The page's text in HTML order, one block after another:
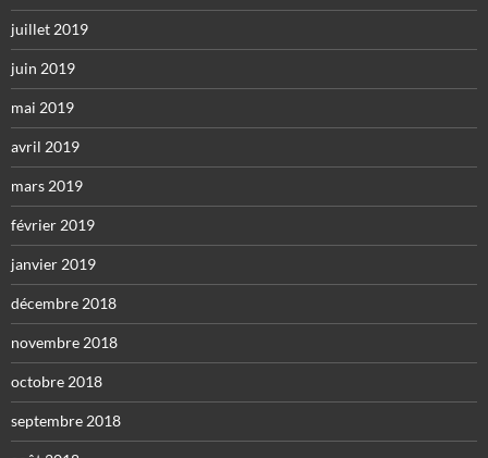
juillet 2019
juin 2019
mai 2019
avril 2019
mars 2019
février 2019
janvier 2019
décembre 2018
novembre 2018
octobre 2018
septembre 2018